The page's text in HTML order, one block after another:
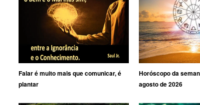
Falar é muito mais que comunicar, é
plantar
Horóscopo da
agosto de 2026